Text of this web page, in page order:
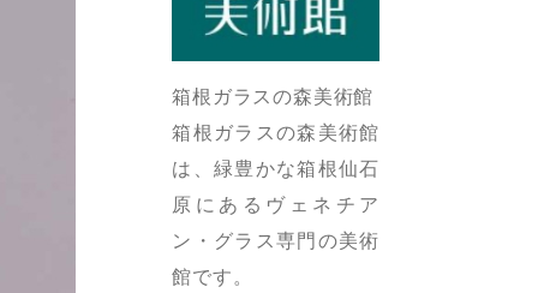
箱根ガラスの森美術館
箱根ガラスの森美術館
は、緑豊かな箱根仙石
原にあるヴェネチア
ン・グラス専門の美術
館です。